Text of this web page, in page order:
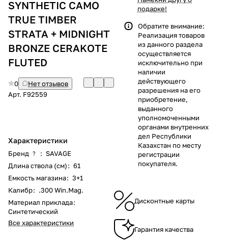
SYNTHETIC CAMO
TRUE TIMBER
STRATA + MIDNIGHT
BRONZE CERAKOTE
FLUTED
0
Нет отзывов
Арт. F92559
Характеристики
Бренд ? : SAVAGE
Длина ствола (см): 61
Емкость магазина: 3+1
Калибр: .300 Win.Mag.
Материал приклада:
Синтетический
Все характеристики
подарке!
Обратите внимание:
Реализация товаров
из данного раздела
осуществляется
исключительно при
наличии
действующего
разрешения на его
приобретение,
выданного
уполномоченными
органами внутренних
дел Республики
Казахстан по месту
регистрации
покупателя.
Дисконтные карты
Гарантия качества